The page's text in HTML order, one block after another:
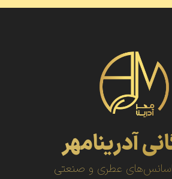
آدرینامهر
اسانس‌های عطری و صنعتی